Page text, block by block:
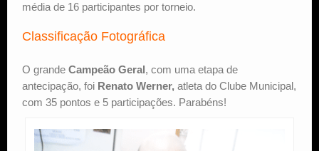
média de 16 participantes por torneio.
Classificação Fotográfica
O grande Campeão Geral, com uma etapa de
antecipação, foi Renato Werner, atleta do Clube Municipal,
com 35 pontos e 5 participações. Parabéns!